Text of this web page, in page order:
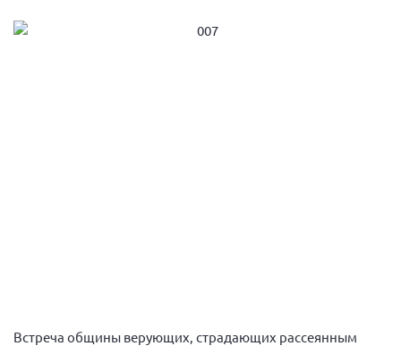
Встреча общины верующих, страдающих рассеянным